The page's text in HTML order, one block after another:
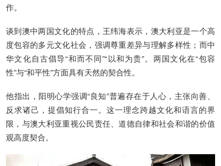
作。
谈到澳中两国文化的特点，王纬海表示，澳大利亚是一个高
度包容的多元文化社会，强调尊重差异与理解多样性；而中
华文化自古倡导“和而不同”“以和为贵”。两国文化在“包容
性”与“和平性”方面具有天然的契合性。
他指出，阳明心学强调“良知”普遍存在于人心，主张向善、
反求诸己，提倡知行合一。这一理念跨越文化和语言的界
限，与澳大利亚重视公民责任、道德自律和社会和谐的价值
观高度契合。